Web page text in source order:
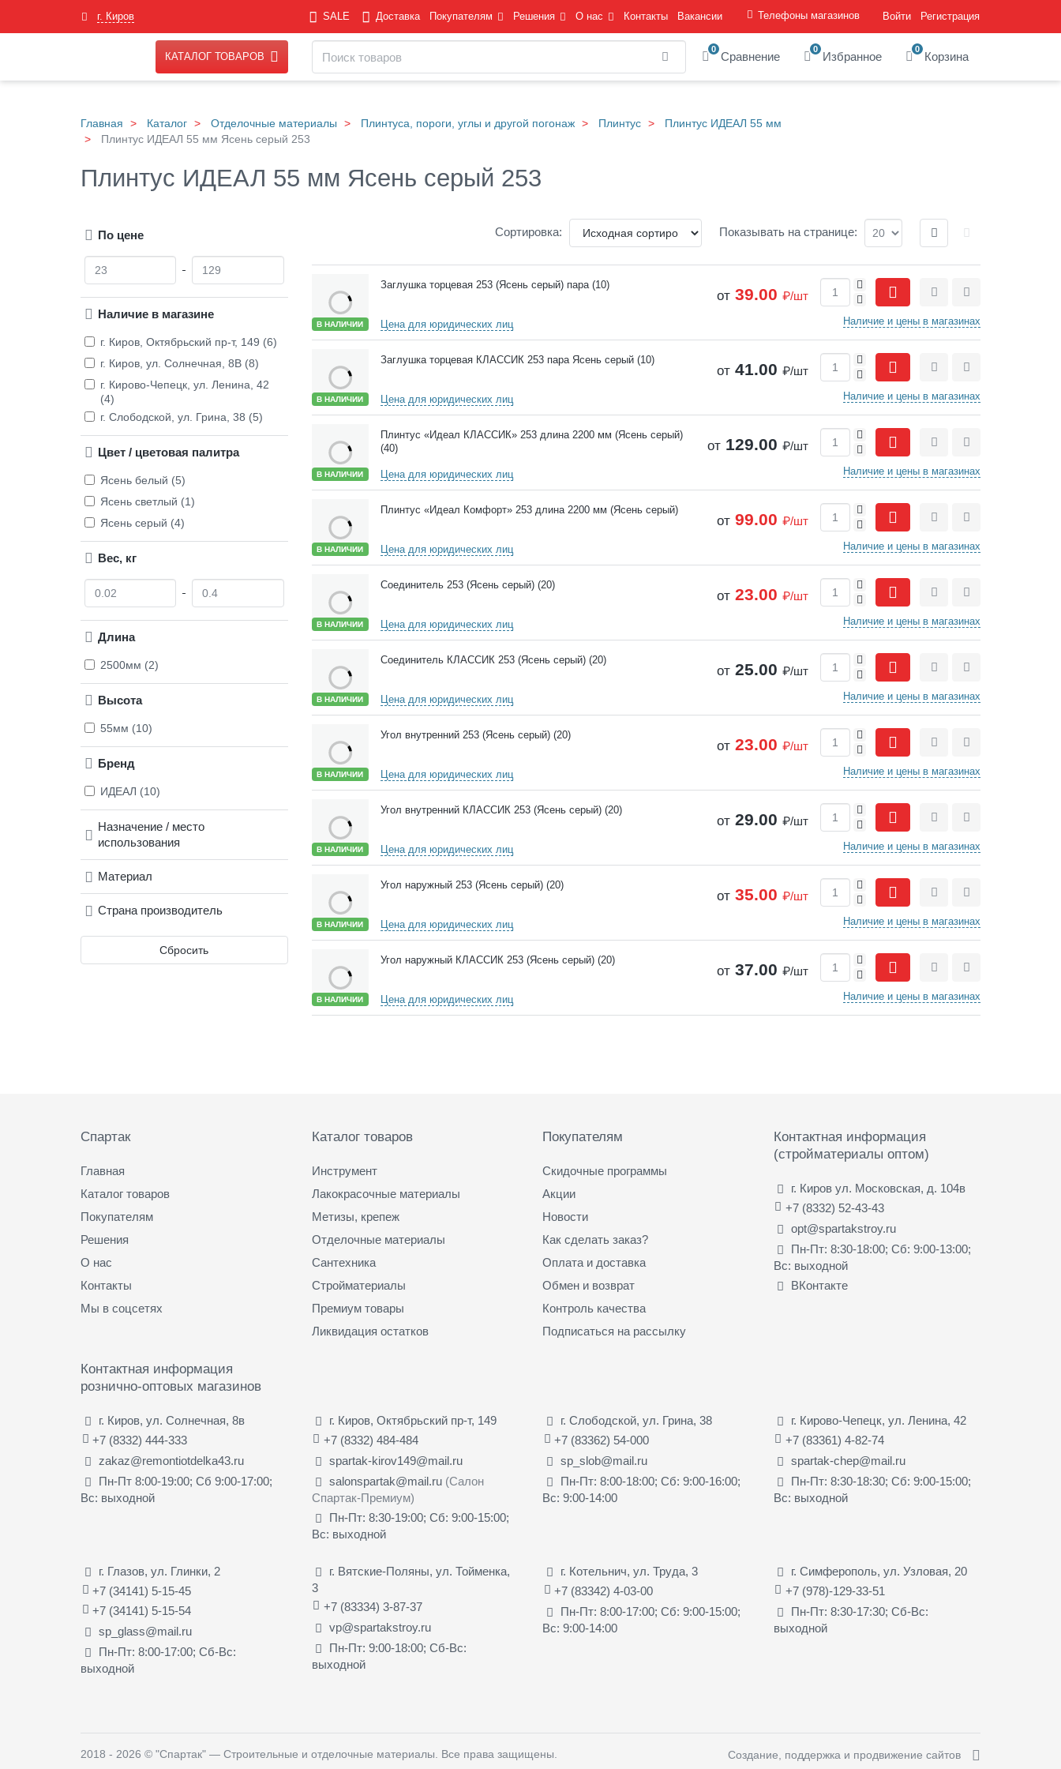
г. Киров SALE Доставка Покупателям Решения О нас Контакты Вакансии Телефоны магазинов Войти Регистрация
КАТАЛОГ ТОВАРОВ Найти 0
Сравнение
0
Избранное
0
Корзина
Главная Каталог Отделочные материалы Плинтуса, пороги, углы и другой погонаж Плинтус
Плинтус ИДЕАЛ 55 мм
Плинтус ИДЕАЛ 55 мм Ясень серый 253
Плинтус ИДЕАЛ 55 мм Ясень серый 253
Сортировка: Показывать на странице: Отображение:
В НАЛИЧИИ
Заглушка торцевая 253 (Ясень серый) пара (10)
Цена для юридических лиц
от 39.00₽/шт -
+
СравнитьОтложить
Наличие и цены в магазинах
В НАЛИЧИИ
Заглушка торцевая КЛАССИК 253 пара Ясень серый (10)
Цена для юридических лиц
от 41.00₽/шт -
+
СравнитьОтложить
Наличие и цены в магазинах
В НАЛИЧИИ
Плинтус «Идеал КЛАССИК» 253 длина 2200 мм (Ясень серый)
(40)
Цена для юридических лиц
от 129.00₽/шт -
+
СравнитьОтложить
Наличие и цены в магазинах
В НАЛИЧИИ
Плинтус «Идеал Комфорт» 253 длина 2200 мм (Ясень серый)
Цена для юридических лиц
от 99.00₽/шт -
+
СравнитьОтложить
Наличие и цены в магазинах
В НАЛИЧИИ
Соединитель 253 (Ясень серый) (20)
Цена для юридических лиц
от 23.00₽/шт -
+
СравнитьОтложить
Наличие и цены в магазинах
В НАЛИЧИИ
Соединитель КЛАССИК 253 (Ясень серый) (20)
Цена для юридических лиц
от 25.00₽/шт -
+
СравнитьОтложить
Наличие и цены в магазинах
В НАЛИЧИИ
Угол внутренний 253 (Ясень серый) (20)
Цена для юридических лиц
от 23.00₽/шт -
+
СравнитьОтложить
Наличие и цены в магазинах
В НАЛИЧИИ
Угол внутренний КЛАССИК 253 (Ясень серый) (20)
Цена для юридических лиц
от 29.00₽/шт -
+
СравнитьОтложить
Наличие и цены в магазинах
В НАЛИЧИИ
Угол наружный 253 (Ясень серый) (20)
Цена для юридических лиц
от 35.00₽/шт -
+
СравнитьОтложить
Наличие и цены в магазинах
В НАЛИЧИИ
Угол наружный КЛАССИК 253 (Ясень серый) (20)
Цена для юридических лиц
от 37.00₽/шт -
+
СравнитьОтложить
Наличие и цены в магазинах
По цене
Наличие в магазине
г. Киров, Октябрьский пр-т, 149 (6)
г. Киров, ул. Солнечная, 8В (8)
г. Кирово-Чепецк, ул. Ленина, 42
(4)
г. Слободской, ул. Грина, 38 (5)
Цвет / цветовая палитра
Ясень белый (5)
Ясень светлый (1)
Ясень серый (4)
Вес, кг
Длина
2500мм (2)
Высота
55мм (10)
Бренд
ИДЕАЛ (10)
Назначение / место
использования
Материал
Страна производитель
Сбросить
Спартак
Главная
Каталог товаров
Покупателям
Решения
О нас
Контакты
Мы в соцсетях
Каталог товаров
Инструмент
Лакокрасочные материалы
Метизы, крепеж
Отделочные материалы
Сантехника
Стройматериалы
Премиум товары
Ликвидация остатков
Покупателям
Скидочные программы
Акции
Новости
Как сделать заказ?
Оплата и доставка
Обмен и возврат
Контроль качества
Подписаться на рассылку
Контактная информация
(стройматериалы оптом)
г. Киров ул. Московская, д. 104в
+7 (8332) 52-43-43
opt@spartakstroy.ru
Пн-Пт: 8:30-18:00; Сб: 9:00-13:00;
Вс: выходной
ВКонтакте
Контактная информация
рознично-оптовых магазинов
г. Киров, ул. Солнечная, 8в
+7 (8332) 444-333
zakaz@remontiotdelka43.ru
Пн-Пт 8:00-19:00; Сб 9:00-17:00;
Вс: выходной
г. Киров, Октябрьский пр-т, 149
+7 (8332) 484-484
spartak-kirov149@mail.ru
salonspartak@mail.ru (Салон
Спартак-Премиум)
Пн-Пт: 8:30-19:00; Сб: 9:00-15:00;
Вс: выходной
г. Слободской, ул. Грина, 38
+7 (83362) 54-000
sp_slob@mail.ru
Пн-Пт: 8:00-18:00; Сб: 9:00-16:00;
Вс: 9:00-14:00
г. Кирово-Чепецк, ул. Ленина, 42
+7 (83361) 4-82-74
spartak-chep@mail.ru
Пн-Пт: 8:30-18:30; Сб: 9:00-15:00;
Вс: выходной
г. Глазов, ул. Глинки, 2
+7 (34141) 5-15-45
+7 (34141) 5-15-54
sp_glass@mail.ru
Пн-Пт: 8:00-17:00; Сб-Вс:
выходной
г. Вятские-Поляны, ул. Тойменка,
3
+7 (83334) 3-87-37
vp@spartakstroy.ru
Пн-Пт: 9:00-18:00; Сб-Вс:
выходной
г. Котельнич, ул. Труда, 3
+7 (83342) 4-03-00
Пн-Пт: 8:00-17:00; Сб: 9:00-15:00;
Вс: 9:00-14:00
г. Симферополь, ул. Узловая, 20
+7 (978)-129-33-51
Пн-Пт: 8:30-17:30; Сб-Вс:
выходной
2018 - 2026 © "Спартак" — Строительные и отделочные материалы . Все права защищены. Создание, поддержка и продвижение сайтов